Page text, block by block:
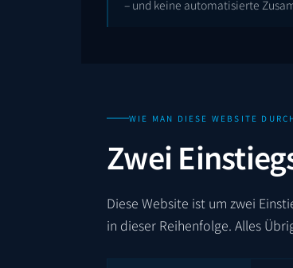
– und keine automatisierte
WIE MAN DIESE WEBSITE
Zwei
Diese Website ist um zwei
in dieser Reihenfolge. Alles